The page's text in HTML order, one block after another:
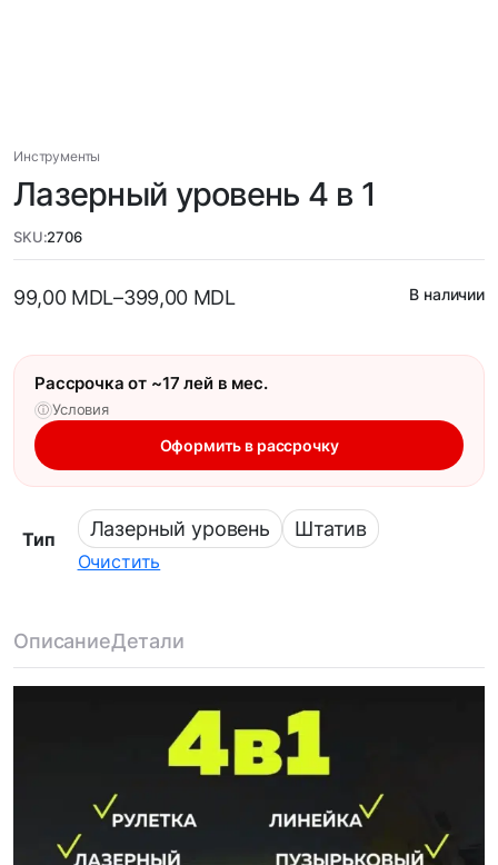
Инструменты
Лазерный уровень 4 в 1
SKU:2706
99,00 MDL–399,00 MDL В наличии
Рассрочка от ~17 лей в мес.
ⓘ Условия
Оформить в рассрочку
Тип Лазерный уровень Штатив
Очистить
ОписаниеДетали